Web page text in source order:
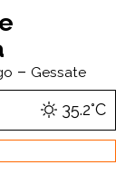
– Gessate
35.2°C